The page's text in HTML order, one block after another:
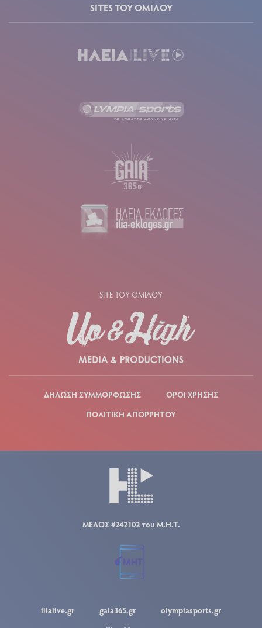
SITES ΤΟΥ ΟΜΙΛΟΥ
SITE ΤΟΥ ΟΜΙΛΟΥ
ΔΗΛΩΣΗ ΣΥΜΜΟΡΦΩΣΗΣ
ΟΡΟΙ ΧΡΗΣΗΣ
ΠΟΛΙΤΙΚΗ ΑΠΟΡΡΗΤΟΥ
ΜΕΛΟΣ #242102 του Μ.Η.Τ.
ilialive.gr gaia365.gr
olympiasports.gr